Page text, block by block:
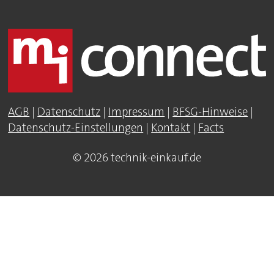
AGB | Datenschutz | Impressum | BFSG-Hinweise |
Datenschutz-Einstellungen | Kontakt | Facts
© 2026 technik-einkauf.de